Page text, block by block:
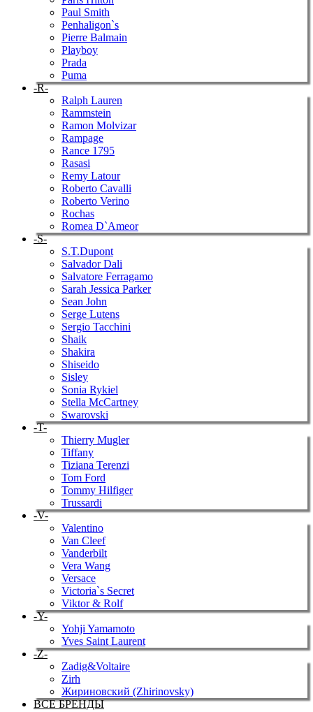
Paul Smith
Penhaligon`s
Pierre Balmain
Playboy
Prada
Puma
-R-
Ralph Lauren
Rammstein
Ramon Molvizar
Rampage
Rance 1795
Rasasi
Remy Latour
Roberto Cavalli
Roberto Verino
Rochas
Romea D`Ameor
-S-
S.T.Dupont
Salvador Dali
Salvatore Ferragamo
Sarah Jessica Parker
Sean John
Serge Lutens
Sergio Tacchini
Shaik
Shakira
Shiseido
Sisley
Sonia Rykiel
Stella McCartney
Swarovski
-T-
Thierry Mugler
Tiffany
Tiziana Terenzi
Tom Ford
Tommy Hilfiger
Trussardi
-V-
Valentino
Van Cleef
Vanderbilt
Vera Wang
Versace
Victoria`s Secret
Viktor & Rolf
-Y-
Yohji Yamamoto
Yves Saint Laurent
-Z-
Zadig&Voltaire
Zirh
Жириновский (Zhirinovsky)
ВСЕ БРЕНДЫ